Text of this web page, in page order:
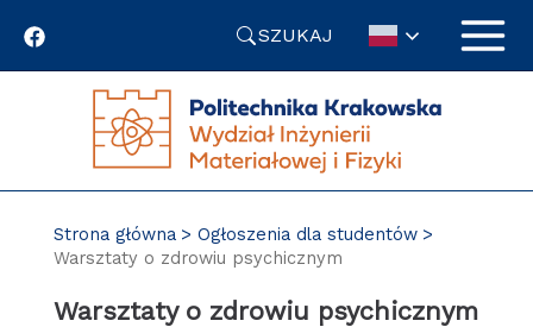
SZUKAJ
Strona główna
Ogłoszenia dla studentów
Warsztaty o zdrowiu psychicznym
Warsztaty o zdrowiu psychicznym